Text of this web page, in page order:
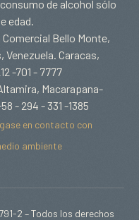
de alcohol sólo
edad.
Bello Monte,
Venezuela. Caracas,
-701 - 7777
Macarapana-
- 294 - 331 -1385
en contacto con
ambiente
2 – Todos los derechos